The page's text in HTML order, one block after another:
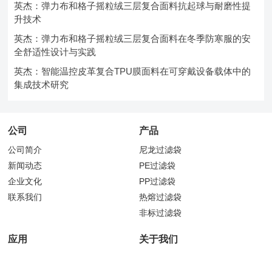
英杰：弹力布和格子摇粒绒三层复合面料抗起球与耐磨性提
升技术
英杰：弹力布和格子摇粒绒三层复合面料在冬季防寒服的安
全舒适性设计与实践
英杰：智能温控皮革复合TPU膜面料在可穿戴设备载体中的
集成技术研究
公司
公司简介
新闻动态
企业文化
联系我们
产品
尼龙过滤袋
PE过滤袋
PP过滤袋
热熔过滤袋
非标过滤袋
应用 关于我们